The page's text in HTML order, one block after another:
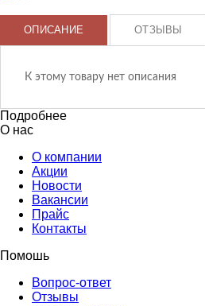
ОПИСАНИЕ ОТЗЫВЫ
К этому товару нет описания
Подробнее
О нас
О компании
Акции
Новости
Вакансии
Прайс
Контакты
Помошь
Вопрос-ответ
Отзывы